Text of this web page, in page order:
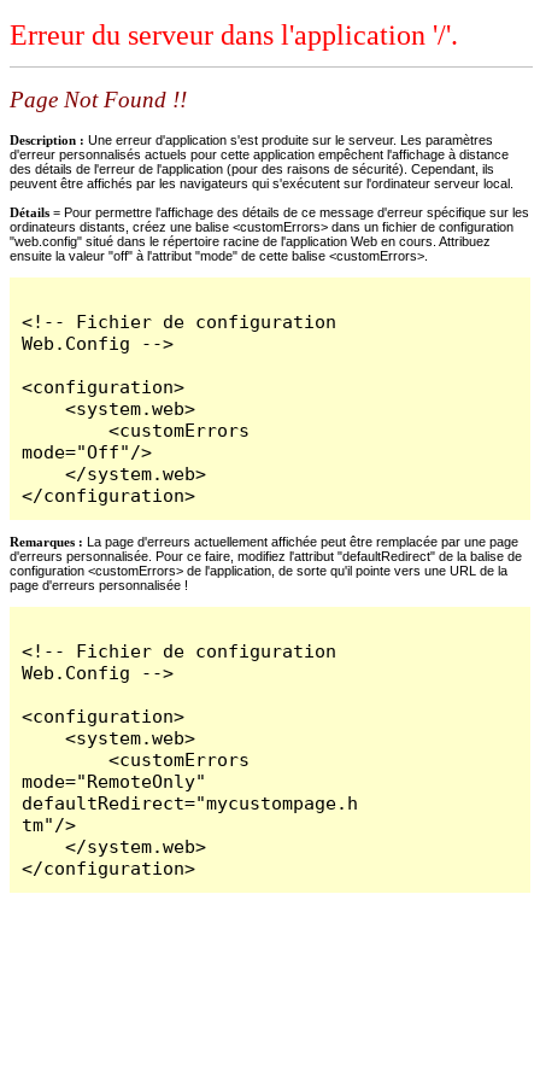
Erreur du serveur dans l'application '/'.
Page Not Found !!
Description : Une erreur d'application s'est produite sur le serveur. Les paramètres
d'erreur personnalisés actuels pour cette application empêchent l'affichage à distance
des détails de l'erreur de l'application (pour des raisons de sécurité). Cependant, ils
peuvent être affichés par les navigateurs qui s'exécutent sur l'ordinateur serveur local.
Détails = Pour permettre l'affichage des détails de ce message d'erreur spécifique sur les
ordinateurs distants, créez une balise <customErrors> dans un fichier de configuration
"web.config" situé dans le répertoire racine de l'application Web en cours. Attribuez
ensuite la valeur "off" à l'attribut "mode" de cette balise <customErrors>.
<!-- Fichier de configuration
Web.Config -->
<configuration>
    <system.web>
        <customErrors
mode="Off"/>
    </system.web>
</configuration>
Remarques : La page d'erreurs actuellement affichée peut être remplacée par une page
d'erreurs personnalisée. Pour ce faire, modifiez l'attribut "defaultRedirect" de la balise de
configuration <customErrors> de l'application, de sorte qu'il pointe vers une URL de la
page d'erreurs personnalisée !
<!-- Fichier de configuration
Web.Config -->
<configuration>
    <system.web>
        <customErrors
mode="RemoteOnly"
defaultRedirect="mycustompage.h
tm"/>
    </system.web>
</configuration>